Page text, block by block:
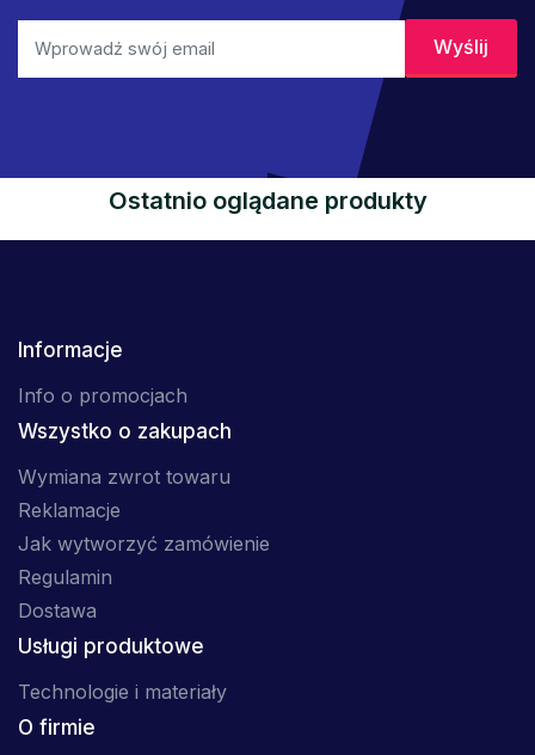
Ostatnio oglądane produkty
Informacje
Info o promocjach
Wszystko o zakupach
Wymiana zwrot towaru
Reklamacje
Jak wytworzyć zamówienie
Regulamin
Dostawa
Usługi produktowe
Technologie i materiały
O firmie